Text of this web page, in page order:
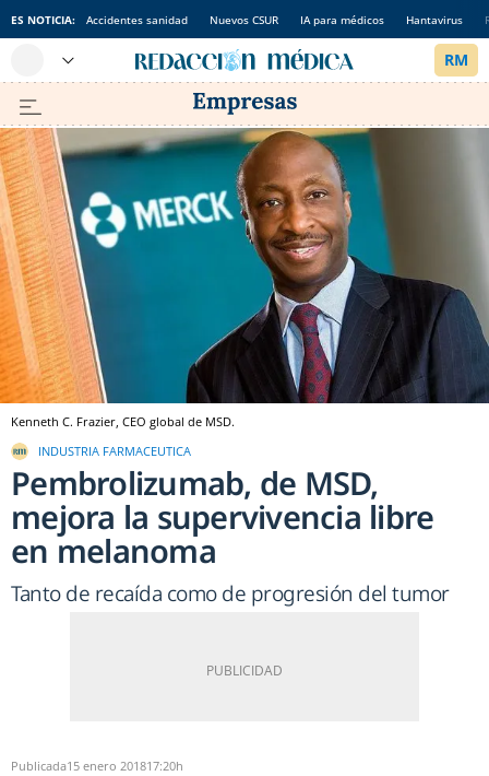
ES NOTICIA: Accidentes sanidad Nuevos CSUR IA para médicos Hantavirus
Kenneth C. Frazier, CEO global de MSD.
INDUSTRIA FARMACEUTICA
Pembrolizumab, de MSD,
mejora la supervivencia libre
en melanoma
Tanto de recaída como de progresión del tumor
Publicada15 enero 201817:20h